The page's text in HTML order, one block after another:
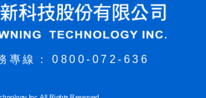
專線： 0800-072-636